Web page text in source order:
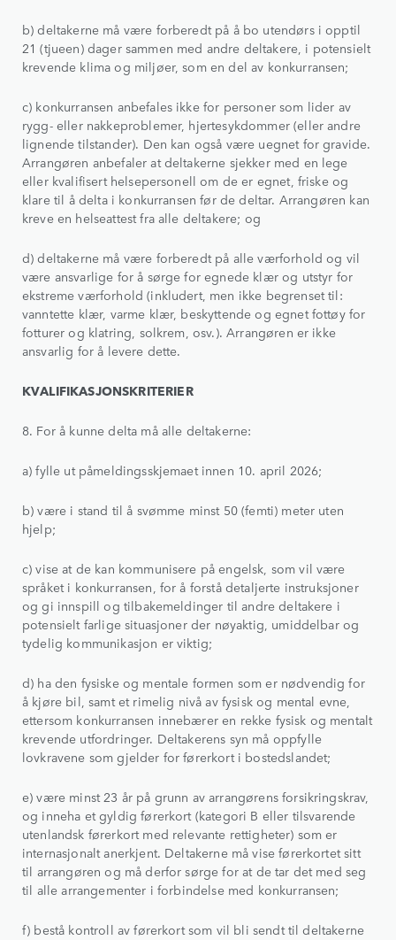
b) deltakerne må være forberedt på å bo utendørs i opptil
21 (tjueen) dager sammen med andre deltakere, i potensielt
krevende klima og miljøer, som en del av konkurransen;
c) konkurransen anbefales ikke for personer som lider av
rygg- eller nakkeproblemer, hjertesykdommer (eller andre
lignende tilstander). Den kan også være uegnet for gravide.
Arrangøren anbefaler at deltakerne sjekker med en lege
eller kvalifisert helsepersonell om de er egnet, friske og
klare til å delta i konkurransen før de deltar. Arrangøren kan
kreve en helseattest fra alle deltakere; og
d) deltakerne må være forberedt på alle værforhold og vil
være ansvarlige for å sørge for egnede klær og utstyr for
ekstreme værforhold (inkludert, men ikke begrenset til:
vanntette klær, varme klær, beskyttende og egnet fottøy for
fotturer og klatring, solkrem, osv.). Arrangøren er ikke
ansvarlig for å levere dette.
KVALIFIKASJONSKRITERIER
8. For å kunne delta må alle deltakerne:
a) fylle ut påmeldingsskjemaet innen 10. april 2026;
b) være i stand til å svømme minst 50 (femti) meter uten
hjelp;
c) vise at de kan kommunisere på engelsk, som vil være
språket i konkurransen, for å forstå detaljerte instruksjoner
og gi innspill og tilbakemeldinger til andre deltakere i
potensielt farlige situasjoner der nøyaktig, umiddelbar og
tydelig kommunikasjon er viktig;
d) ha den fysiske og mentale formen som er nødvendig for
å kjøre bil, samt et rimelig nivå av fysisk og mental evne,
ettersom konkurransen innebærer en rekke fysisk og mentalt
krevende utfordringer. Deltakerens syn må oppfylle
lovkravene som gjelder for førerkort i bostedslandet;
e) være minst 23 år på grunn av arrangørens forsikringskrav,
og inneha et gyldig førerkort (kategori B eller tilsvarende
utenlandsk førerkort med relevante rettigheter) som er
internasjonalt anerkjent. Deltakerne må vise førerkortet sitt
til arrangøren og må derfor sørge for at de tar det med seg
til alle arrangementer i forbindelse med konkurransen;
f) bestå kontroll av førerkort som vil bli sendt til deltakerne